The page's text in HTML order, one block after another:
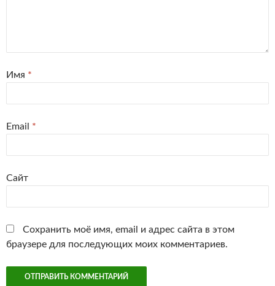
Имя *
Email *
Сайт
Сохранить моё имя, email и адрес сайта в этом
браузере для последующих моих комментариев.